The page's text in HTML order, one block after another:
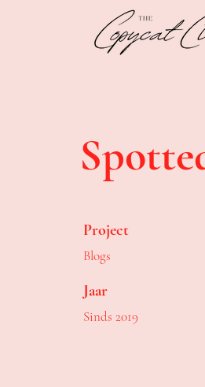
Project
Blogs
Jaar
Sinds 2019